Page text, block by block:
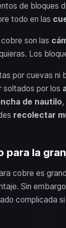
de bloques
todo en las
son las
Los
por cuevas
soltados por los
de nautilo,
recolectar
para la
cobre es
Sin
complicada